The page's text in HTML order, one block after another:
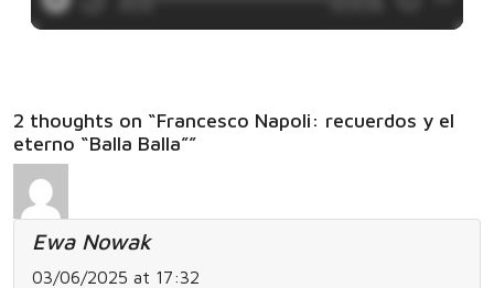
2 thoughts on “Francesco Napoli: recuerdos y el
eterno “Balla Balla””
Ewa Nowak
03/06/2025 at 17:32